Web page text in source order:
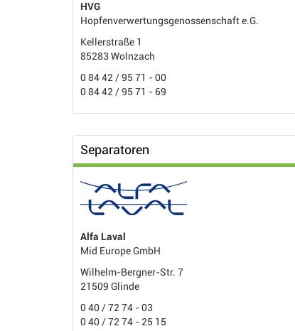
HVG
Hopfenverwertungsgenossenschaft e.G.
Kellerstraße 1
85283 Wolnzach
0 84 42 / 95 71 - 00
0 84 42 / 95 71 - 69
Separatoren
Alfa Laval
Mid Europe GmbH
Wilhelm-Bergner-Str. 7
21509 Glinde
0 40 / 72 74 - 03
0 40 / 72 74 - 25 15